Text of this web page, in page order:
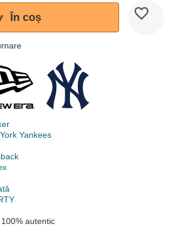
În coș
Yankees
autentic